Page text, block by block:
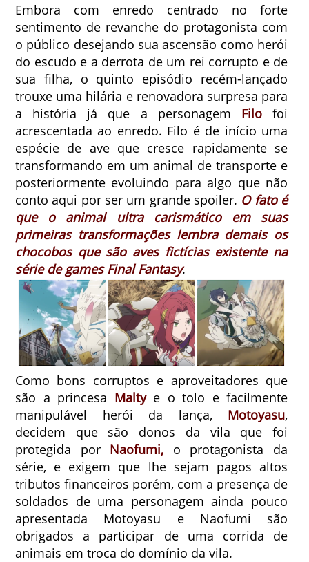
Embora com enredo centrado no forte
sentimento de revanche do protagonista com
o público desejando sua ascensão como herói
do escudo e a derrota de um rei corrupto e de
sua filha, o quinto episódio recém-lançado
trouxe uma hilária e renovadora surpresa para
a história já que a personagem Filofoi
acrescentada ao enredo. Filo é de início uma
espécie de ave que cresce rapidamente se
transformando em um animal de transporte e
posteriormente evoluindo para algo que não
conto aqui por ser um grande spoiler. O fato é
que o animal ultra carismático em suas
primeiras transformações lembra demais os
chocobos que são aves fictícias existente na
série de games Final Fantasy.
Como bons corruptos e aproveitadores que
são a princesa Maltye o tolo e facilmente
manipulável herói da lança, Motoyasu,
decidem que são donos da vila que foi
protegida por Naofumi, o protagonista da
série, e exigem que lhe sejam pagos altos
tributos financeiros porém, com a presença de
soldados de uma personagem ainda pouco
apresentada Motoyasu e Naofumi são
obrigados a participar de uma corrida de
animais em troca do domínio da vila.